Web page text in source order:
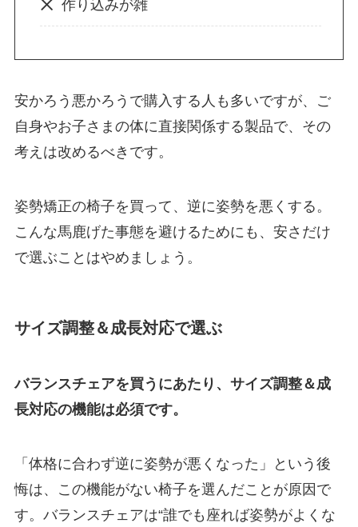
作り込みが雑
安かろう悪かろうで購入する人も多いですが、ご
自身やお子さまの体に直接関係する製品で、その
考えは改めるべきです。
姿勢矯正の椅子を買って、逆に姿勢を悪くする。
こんな馬鹿げた事態を避けるためにも、安さだけ
で選ぶことはやめましょう。
サイズ調整＆成長対応で選ぶ
バランスチェアを買うにあたり、サイズ調整＆成
長対応の機能は必須です。
「体格に合わず逆に姿勢が悪くなった」という後
悔は、この機能がない椅子を選んだことが原因で
す。バランスチェアは“誰でも座れば姿勢がよくな